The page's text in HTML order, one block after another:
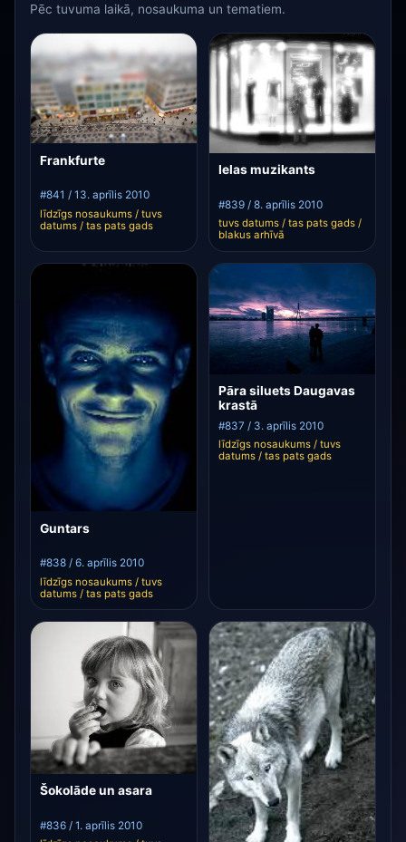
Pēc tuvuma laikā, nosaukuma un tematiem.
Frankfurte
#841 / 13. aprīlis 2010
līdzīgs nosaukums / tuvs
datums / tas pats gads
Ielas muzikants
#839 / 8. aprīlis 2010
tuvs datums / tas pats gads /
blakus arhīvā
Guntars
#838 / 6. aprīlis 2010
līdzīgs nosaukums / tuvs
datums / tas pats gads
Pāra siluets Daugavas
krastā
#837 / 3. aprīlis 2010
līdzīgs nosaukums / tuvs
datums / tas pats gads
Šokolāde un asara
#836 / 1. aprīlis 2010